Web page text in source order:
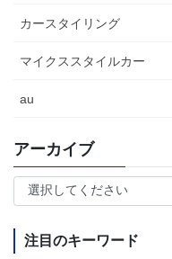
カースタイリング
マイクススタイルカー
au
アーカイブ
注目のキーワード